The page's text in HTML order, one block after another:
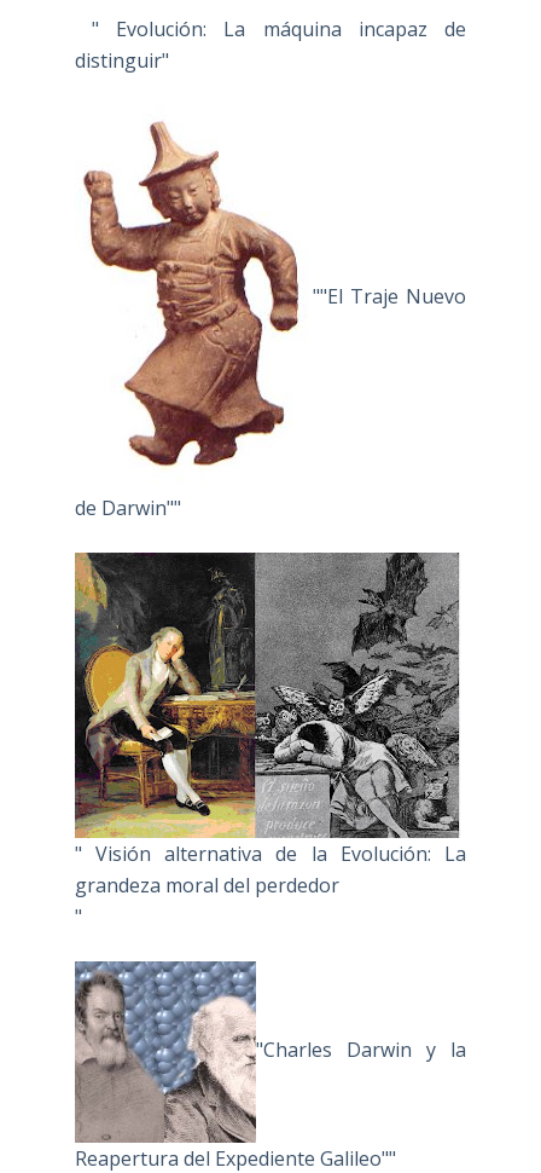
" Evolución: La máquina incapaz de
distinguir"
""El Traje Nuevo
de Darwin""
" Visión alternativa de la Evolución: La
grandeza moral del perdedor
"
"Charles Darwin y la
Reapertura del Expediente Galileo""